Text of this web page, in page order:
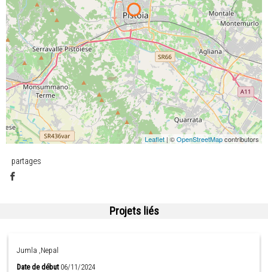
Leaflet | ©OpenStreetMapcontributors
partages
Projets liés
Jumla ,Nepal
Date de début06/11/2024